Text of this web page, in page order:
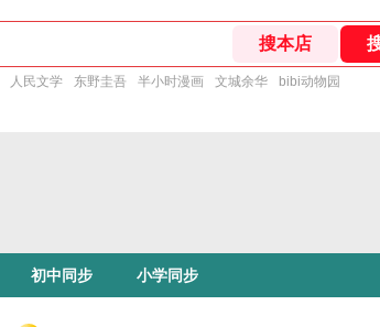
人民文学 东野圭吾 半小时漫画 文城余华 bibi动物园
初中同步 小学同步